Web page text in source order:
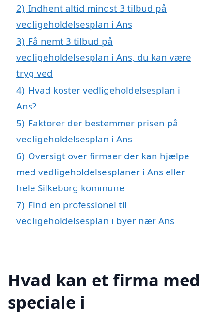
2) Indhent altid mindst 3 tilbud på
vedligeholdelsesplan i Ans
3) Få nemt 3 tilbud på
vedligeholdelsesplan i Ans, du kan være
tryg ved
4) Hvad koster vedligeholdelsesplan i
Ans?
5) Faktorer der bestemmer prisen på
vedligeholdelsesplan i Ans
6) Oversigt over firmaer der kan hjælpe
med vedligeholdelsesplaner i Ans eller
hele Silkeborg kommune
7) Find en professionel til
vedligeholdelsesplan i byer nær Ans
Hvad kan et firma med
speciale i